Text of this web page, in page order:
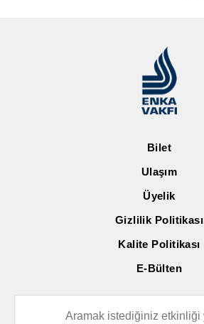
Bilet
Ulaşım
Üyelik
Gizlilik Politikası
Kalite Politikası
E-Bülten